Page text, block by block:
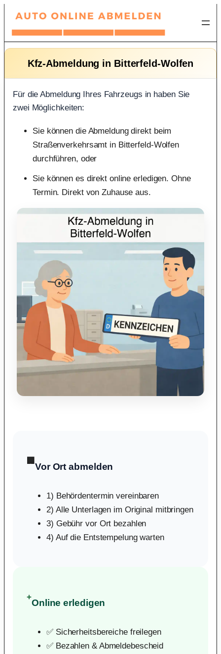
Zum
springen
Kfz-Abmeldung in Bitterfeld-Wolfen
Für die Abmeldung Ihres Fahrzeugs in haben Sie
zwei Möglichkeiten:
Sie können die Abmeldung direkt beim
Straßenverkehrsamt in Bitterfeld-Wolfen
durchführen, oder
Sie können es direkt online erledigen. Ohne
Termin. Direkt von Zuhause aus.
🏢
Vor Ort abmelden
1) Behördentermin vereinbaren
2) Alle Unterlagen im Original mitbringen
3) Gebühr vor Ort bezahlen
4) Auf die Entstempelung warten
+
Online erledigen
✅ Sicherheitsbereiche freilegen
✅ Bezahlen & Abmeldebescheid